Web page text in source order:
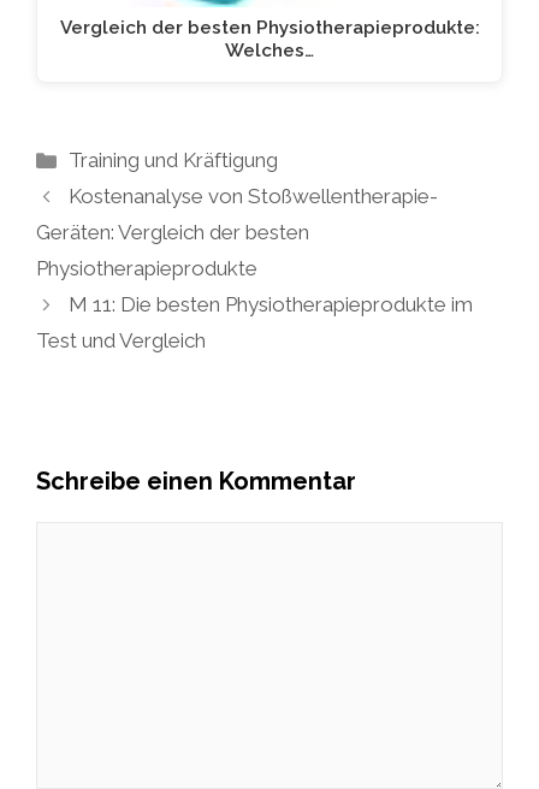
Vergleich der besten Physiotherapieprodukte:
Welches…
Kategorien
Training und Kräftigung
Kostenanalyse von Stoßwellentherapie-
Geräten: Vergleich der besten
Physiotherapieprodukte
M 11: Die besten Physiotherapieprodukte im
Test und Vergleich
Schreibe einen Kommentar